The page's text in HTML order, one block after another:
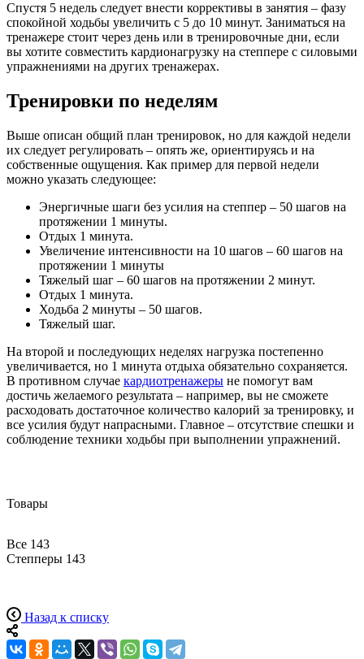
Спустя 5 недель следует внести коррективы в занятия – фазу
спокойной ходьбы увеличить с 5 до 10 минут. Заниматься на
тренажере стоит через день или в тренировочные дни, если
вы хотите совместить кардионагрузку на степпере с силовыми
упражнениями на других тренажерах.
Тренировки по неделям
Выше описан общий план тренировок, но для каждой недели
их следует регулировать – опять же, ориентируясь и на
собственные ощущения. Как пример для первой недели
можно указать следующее:
Энергичные шаги без усилия на степпер – 50 шагов на
протяжении 1 минуты.
Отдых 1 минута.
Увеличение интенсивности на 10 шагов – 60 шагов на
протяжении 1 минуты
Тяжелый шаг – 60 шагов на протяжении 2 минут.
Отдых 1 минута.
Ходьба 2 минуты – 50 шагов.
Тяжелый шаг.
На второй и последующих неделях нагрузка постепенно
увеличивается, но 1 минута отдыха обязательно сохраняется.
В противном случае кардиотренажеры не помогут вам
достичь желаемого результата – например, вы не сможете
расходовать достаточное количество калорий за тренировку, и
все усилия будут напрасными. Главное – отсутствие спешки и
соблюдение техники ходьбы при выполнении упражнений.
Товары
Все 143
Степперы 143
Назад к списку